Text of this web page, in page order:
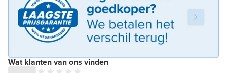
Wat klanten van ons vinden